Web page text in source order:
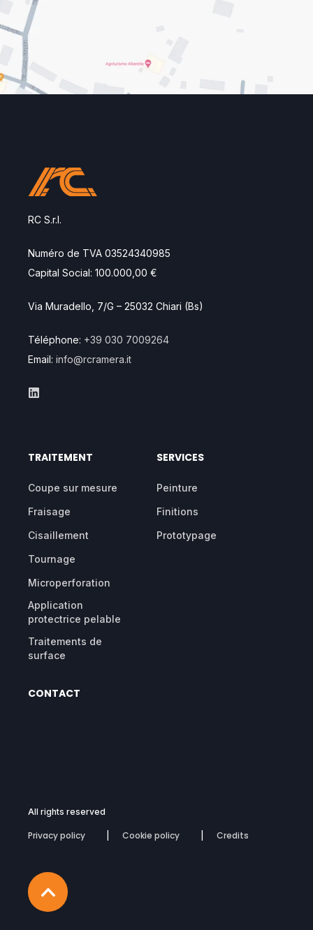
RC S.r.l.
Numéro de TVA 03524340985
Capital Social: 100.000,00 €
Via Muradello, 7/G – 25032 Chiari (Bs)
Téléphone: +39 030 7009264
Email: info@rcramera.it
TRAITEMENT
Coupe sur mesure
Fraisage
Cisaillement
Tournage
Microperforation
Application
protectrice pelable
Traitements de
surface
SERVICES
Peinture
Finitions
Prototypage
CONTACT
All rights reserved
Privacy policy Cookie policy Credits